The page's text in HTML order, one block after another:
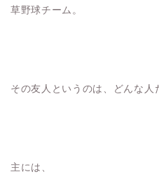
草野球チーム。
その友人というのは、どんな人
主には、